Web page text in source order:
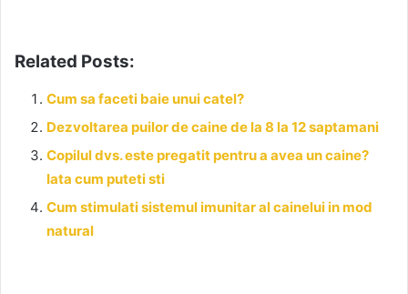
Related Posts:
Cum sa faceti baie unui catel?
Dezvoltarea puilor de caine de la 8 la 12 saptamani
Copilul dvs. este pregatit pentru a avea un caine?
Iata cum puteti sti
Cum stimulati sistemul imunitar al cainelui in mod
natural